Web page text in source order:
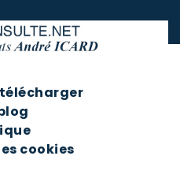
cookies